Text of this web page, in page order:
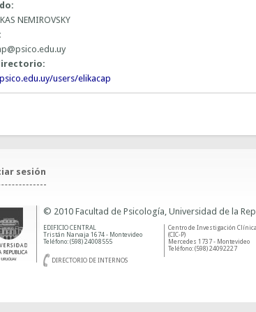
NEMIROVSKY
users/elikacap
sesión
© 2010 Facultad de Psicología, Universidad de la
Centro de Investigación Clínica
(CIC-P)
Mercedes 1737 - Montevideo
Teléfono: (598) 24092227
EDIFICIO CENTRAL
Tristán Narvaja 1674 - Montevideo
Teléfono: (598) 24008555
DIRECTORIO DE INTERNOS